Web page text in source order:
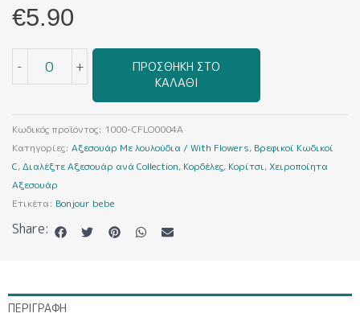
€5.90
-
Κορδέλες
ποσότητα
+
ΠΡΟΣΘΉΚΗ ΣΤΟ
ΚΑΛΆΘΙ
Κωδικός προϊόντος: 1000-CFLO0004A
Κατηγορίες: Αξεσουάρ Με λουλούδια / With Flowers, Βρεφικοί Κωδικοί
C,Διαλέξτε Αξεσουάρ ανά Collection, Κορδέλες, Κορίτσι,Χειροποίητα
Αξεσουάρ
Ετικέτα: Bonjour bebe
Share:
ΠΕΡΙΓΡΑΦΉ